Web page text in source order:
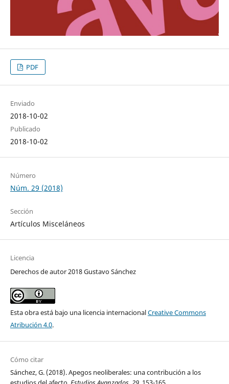
PDF
Enviado
2018-10-02
Publicado
2018-10-02
Número
Núm. 29 (2018)
Sección
Artículos Misceláneos
Licencia
Derechos de autor 2018 Gustavo Sánchez
Esta obra está bajo una licencia internacionalCreative Commons
Atribución 4.0.
Cómo citar
Sánchez, G. (2018). Apegos neoliberales: una contribución a los